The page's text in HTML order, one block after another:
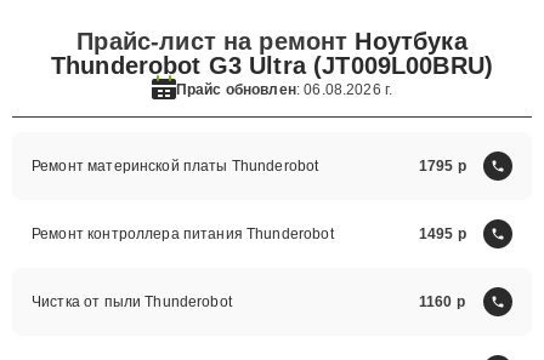
Прайс-лист на ремонт Ноутбука
Thunderobot G3 Ultra (JT009L00BRU)
Прайс обновлен: 06.08.2026 г.
Ремонт материнской платы Thunderobot 1795
Ремонт контроллера питания Thunderobot 1495
Чистка от пыли Thunderobot 1160